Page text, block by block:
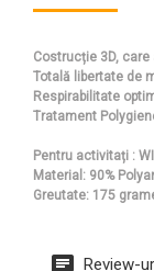
Costrucție 3D,
Totală libertate de
Respirabilitate
Tratament
Pentru activitați :
Material: 90%
Greutate: 175
Review-